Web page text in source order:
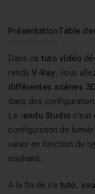
PrésentationTable
Dans ce tuto vidéo
rendu V-Ray, vous
différentes scènes 3D
dans des
Le rendu Studio n'est
configuration de
varier en fonction du
souhaité.
A la fin de ce tuto ,